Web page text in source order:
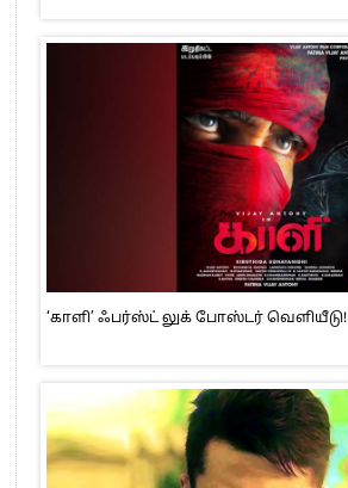
‘காளி’ ஃபர்ஸ்ட் லுக் போஸ்டர் வெளியீடு!